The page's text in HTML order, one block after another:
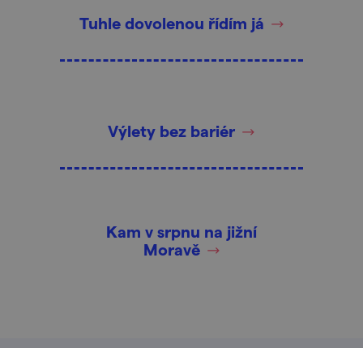
Tuhle dovolenou řídím já
Výlety bez bariér
Kam v srpnu na jižní
Moravě